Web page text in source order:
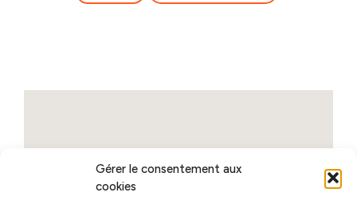
Gérer le consentement aux
cookies